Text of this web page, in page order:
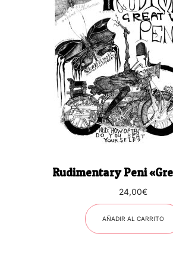
Rudimentary Peni
24,00€
AÑADIR AL CARRITO